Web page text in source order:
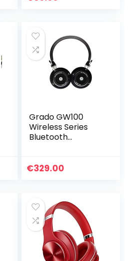
Grado GW100
Wireless Series
Bluetooth
€329.00